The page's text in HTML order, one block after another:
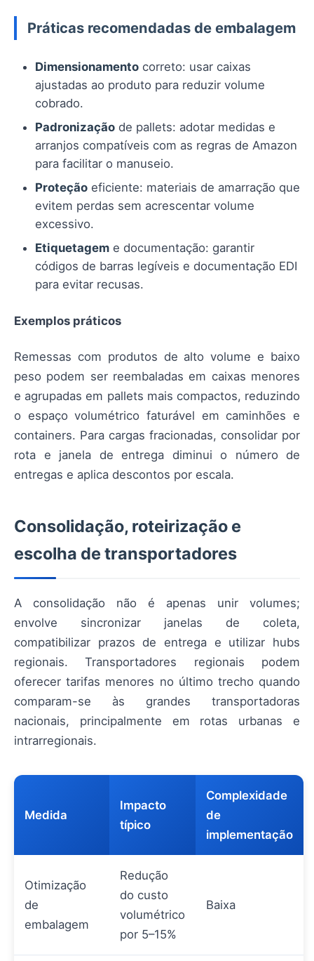
Práticas recomendadas de embalagem
Dimensionamento correto: usar caixas
ajustadas ao produto para reduzir volume
cobrado.
Padronização de pallets: adotar medidas e
arranjos compatíveis com as regras de Amazon
para facilitar o manuseio.
Proteção eficiente: materiais de amarração que
evitem perdas sem acrescentar volume
excessivo.
Etiquetagem e documentação: garantir
códigos de barras legíveis e documentação EDI
para evitar recusas.
Exemplos práticos
Remessas com produtos de alto volume e baixo
peso podem ser reembaladas em caixas menores
e agrupadas em pallets mais compactos, reduzindo
o espaço volumétrico faturável em caminhões e
containers. Para cargas fracionadas, consolidar por
rota e janela de entrega diminui o número de
entregas e aplica descontos por escala.
Consolidação, roteirização e
escolha de transportadores
A consolidação não é apenas unir volumes;
envolve sincronizar janelas de coleta,
compatibilizar prazos de entrega e utilizar hubs
regionais. Transportadores regionais podem
oferecer tarifas menores no último trecho quando
comparam-se às grandes transportadoras
nacionais, principalmente em rotas urbanas e
intrarregionais.
Medida
Impacto
típico
Complexidade
de
implementação
Otimização
de
embalagem
Redução
do custo
volumétrico
por 5–15%
Baixa